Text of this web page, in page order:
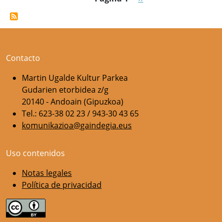
Contacto
Martin Ugalde Kultur Parkea
Gudarien etorbidea z/g
20140 - Andoain (Gipuzkoa)
Tel.: 623-38 02 23 / 943-30 43 65
komunikazioa@gaindegia.eus
Uso contenidos
Notas legales
Política de privacidad